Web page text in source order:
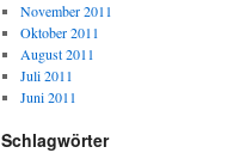
November 2011
Oktober 2011
August 2011
Juli 2011
Juni 2011
Schlagwörter